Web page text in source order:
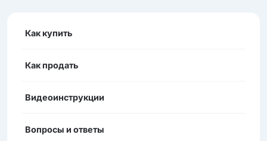
Как купить
Как продать
Видеоинструкции
Вопросы и ответы